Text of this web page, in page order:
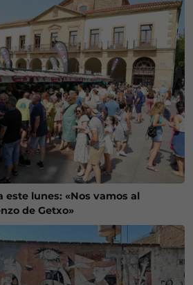
este lunes: «Nos vamos al
de Getxo»